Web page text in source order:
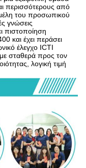
περισσότερους από
του προσωπικού
γνώσεις
πιστοποίηση
και έχει περάσει
έλεγχο ICTI
σταθερά προς τον
λογική τιμή